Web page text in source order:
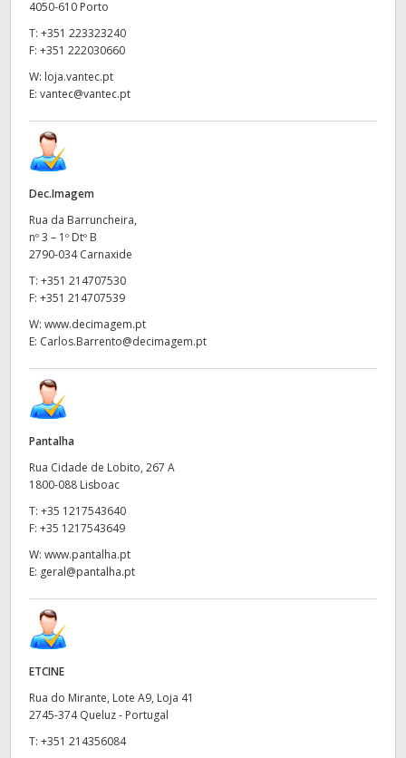
4050-610 Porto
T: +351 223323240
F: +351 222030660
W: loja.vantec.pt
E: vantec@vantec.pt
Dec.Imagem
Rua da Barruncheira,
nº 3 – 1º Dtº B
2790-034 Carnaxide
T: +351 214707530
F: +351 214707539
W: www.decimagem.pt
E: Carlos.Barrento@decimagem.pt
Pantalha
Rua Cidade de Lobito, 267 A
1800-088 Lisboac
T: +35 1217543640
F: +35 1217543649
W: www.pantalha.pt
E: geral@pantalha.pt
ETCINE
Rua do Mirante, Lote A9, Loja 41
2745-374 Queluz - Portugal
T: +351 214356084